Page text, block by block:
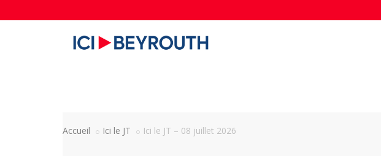
Accueil Ici le JT Ici le JT – 08 juillet 2026